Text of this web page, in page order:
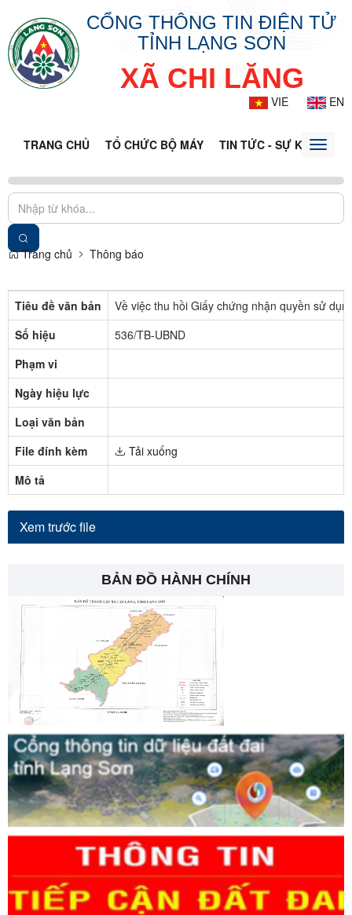
CỔNG THÔNG TIN ĐIỆN TỬ
TỈNH LẠNG SƠN
XÃ CHI LĂNG
VIE EN
TRANG CHỦ TỔ CHỨC BỘ MÁY TIN TỨC - SỰ KIỆNToggle
Trang chủ Thông báo
Tiêu đề văn bản
Về việc thu hồi Giấy chứng nhận quyền sử
Số hiệu
536/TB-UBND
Phạm vi
Ngày hiệu lực
Loại văn bản
File đính kèm
Tải xuống
Mô tả
Xem trước file
BẢN ĐỒ HÀNH CHÍNH